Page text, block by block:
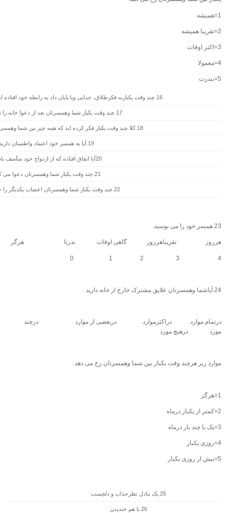
1=همیشه
2=تقریبا همیشه
3=اکثر اوقات
4=معمولا
5=بندرت
16.چند وقت یکباربه فکرطلاق، جدایی ویا پایان داد به رابطه خود افتاده اید ویا در باره آن بحث کرده اید .
17.چند وقت یکبار شما وهمسرتان بعد از دعوا خانه را ترک کرده اید.
18.کلا چند وقت یکبار فکر کرده اید که همه چیز بین شما وهمسرتان به خوبی می گذرد.
19.آیا به همسر خود اعتماد واطمینان دارید.
20آیا اتفاق افتاده که از ازدواج خود متأسف باشید.
21.چند وقت یکبار شما وهمسرتان دعوا می کنید.
22.چند وقت یکبار شما وهمسرتان اعصاب یکدیگر را خرد می کنید.
23.همسر خود را می بوسید.
هرروز تقریباهرروز گاهی اوقات ندرتا هرگز
4 3 2 1 0
24.آیاشما وهمسرتان علایق مشترک خارج از خانه دارید.
درتمام موارد دراکثرموارد دربعضی از موارد درچند
مورد درهیچ مورد
موارد زیر هرچند وقت یکبار بین شما وهمسرتان رخ می دهد.
1=هرگز
2=کمتر از یکبار درماه
3=یک یا چند بار درماه
4=روزی یکبار
5=بیش از روزی یکبار
25.یک تبادل نظرجذاب و دلچسب
26.با هم خندیدن